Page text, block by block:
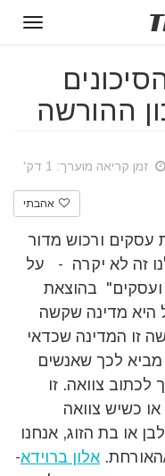
ההורשה
זמן קריאה מוערך: 1 דק'
אהבתי
עסקים ורכוש מדור
זה לא יקרה - על
בהוצאת
היא מדינה שקשה
זו המדינה שכדאי
מביא לכך שאנשים
צוואה. זו
כשיש צוואה
או בת הזוג, אנחנו
אלון ברוידא-